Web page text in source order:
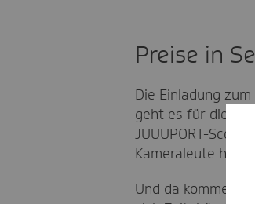
Preise in
Die Einladung
geht es für die
JUUUPORT-
Kameraleute
Und da kommen